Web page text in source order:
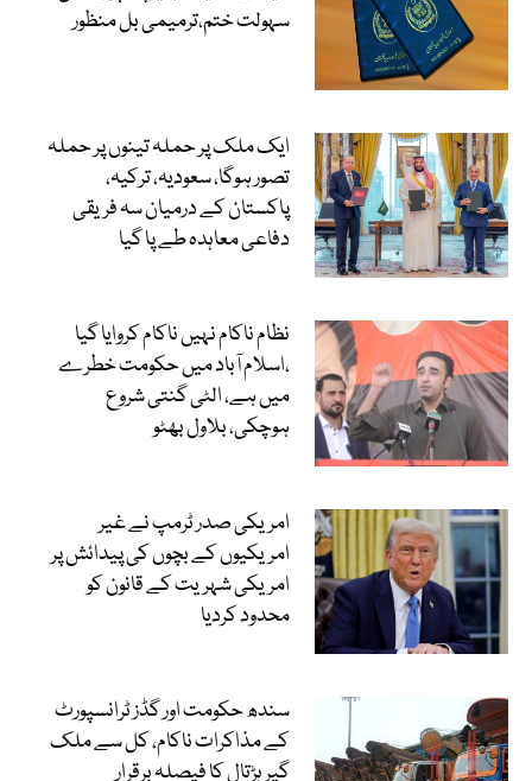
سہولت ختم،ترمیمی بل منظور
ایک ملک پر حملہ تینوں پر حملہ
تصور ہوگا، سعودیہ، ترکیہ،
پاکستان کے درمیان سہ فریقی
دفاعی معاہدہ طے پا گیا
نظام ناکام نہیں ناکام کروایا گیا
،اسلام آباد میں حکومت خطرے
میں ہے، الٹی گنتی شروع
ہوچکی، بلاول بھٹو
امریکی صدر ٹرمپ نے غیر
امریکیوں کے بچوں کی پیدائش پر
امریکی شہریت کے قانون کو
محدود کردیا
سندھ حکومت اور گڈز ٹرانسپورٹ
کے مذاکرات ناکام، کل سے ملک
گیر ہڑتال کا فیصلہ برقرار